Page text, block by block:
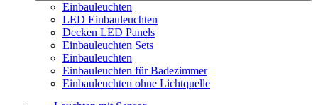
Einbauleuchten
LED Einbauleuchten
Decken LED Panels
Einbauleuchten Sets
Einbauleuchten
Einbauleuchten für Badezimmer
Einbauleuchten ohne Lichtquelle